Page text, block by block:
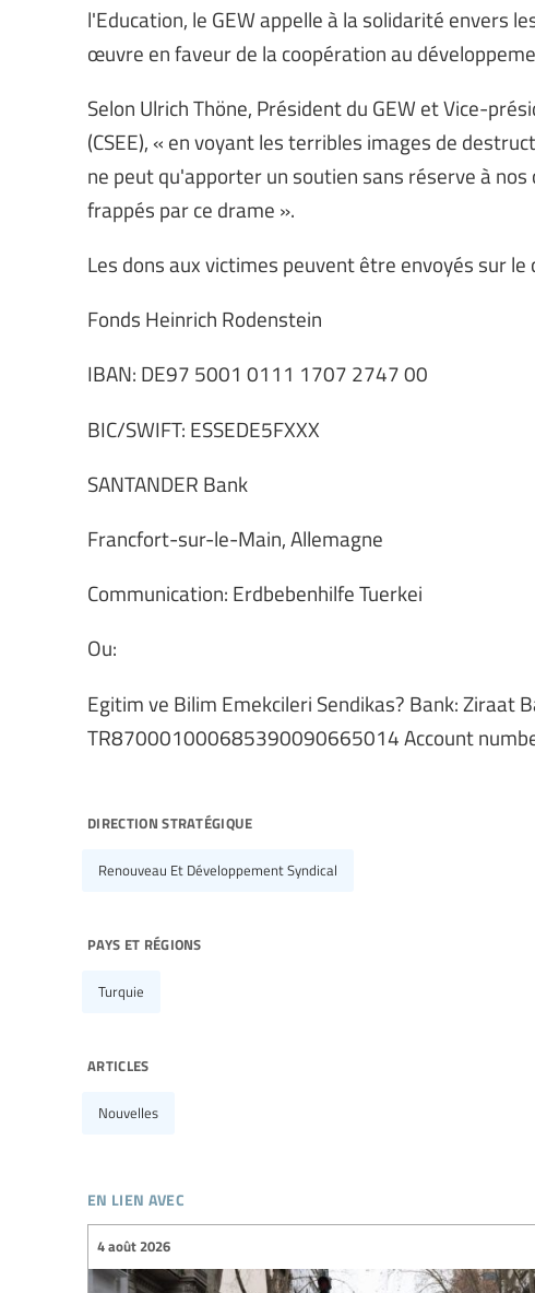
l'Education, le GEW appelle à la solidarité envers
œuvre en faveur de la coopération au
Selon Ulrich Thöne, Président du GEW et Vice-
(CSEE), « en voyant les terribles images de
ne peut qu'apporter un soutien sans réserve à
frappés par ce drame ».
Les dons aux victimes peuvent être envoyés sur le
Fonds Heinrich Rodenstein
IBAN: DE97 5001 0111 1707 2747 00
BIC/SWIFT: ESSEDE5FXXX
SANTANDER Bank
Francfort-sur-le-Main, Allemagne
Communication: Erdbebenhilfe Tuerkei
Ou:
Egitim ve Bilim Emekcileri Sendikas? Bank: Ziraat
TR870001000685390090665014 Account
direction stratégique
Renouveau Et Développement Syndical
pays et régions
Turquie
articles
Nouvelles
en lien avec
4 août 2026